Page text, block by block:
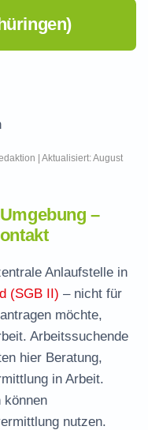
| Aktualisiert: August
–
Anlaufstelle in
(SGB II) – nicht für
möchte,
Arbeitssuchende
hier Beratung,
in Arbeit.
können
nutzen.